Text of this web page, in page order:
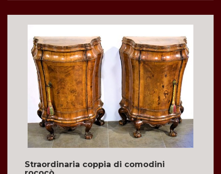
Straordinaria coppia di comodini